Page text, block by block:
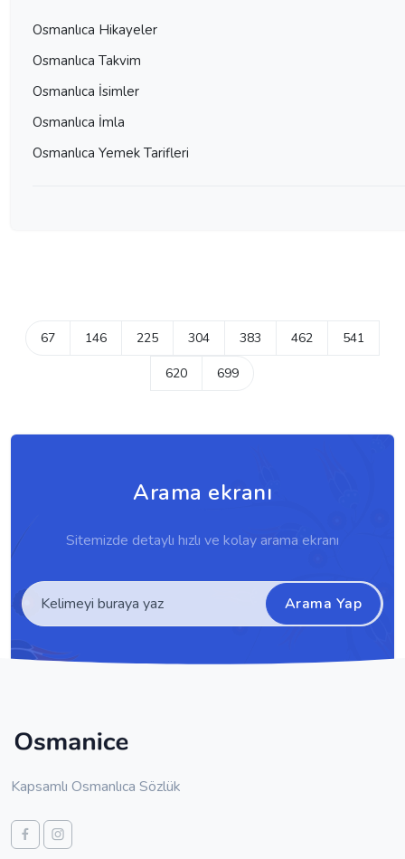
Osmanlıca Hikayeler
Osmanlıca Takvim
Osmanlıca İsimler
Osmanlıca İmla
Osmanlıca Yemek Tarifleri
67 146 225 304 383 462 541
620 699
Arama ekranı
Sitemizde detaylı hızlı ve kolay arama ekranı
Arama Yap
Kapsamlı Osmanlıca Sözlük